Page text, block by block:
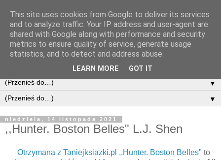
▼
▼
niedziela, 14 listopada 2021
,,Hunter. Boston Belles" L.J. Shen
Otrzymana z Taniejksiazki.pl ,,Hunter. Boston Belles" to
This site uses cookies from Google to deliver its services
and to analyze traffic. Your IP address and user-agent are
shared with Google along with performance and security
metrics to ensure quality of service, generate usage
statistics, and to detect and address abuse.
LEARN MORE GOT IT